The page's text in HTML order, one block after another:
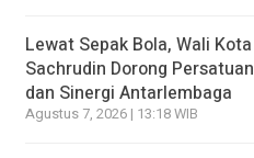
Lewat Sepak Bola, Wali Kota
Sachrudin Dorong Persatuan
dan Sinergi Antarlembaga
Agustus 7, 2026 | 13:18 WIB